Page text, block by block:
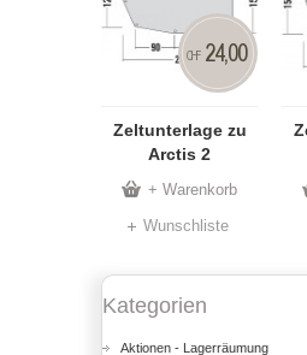
Zeltunterlage zu
Arctis 2
CHF 24,00
+ Warenkorb
Wunschliste
Kategorien
Aktionen - Lagerräumung